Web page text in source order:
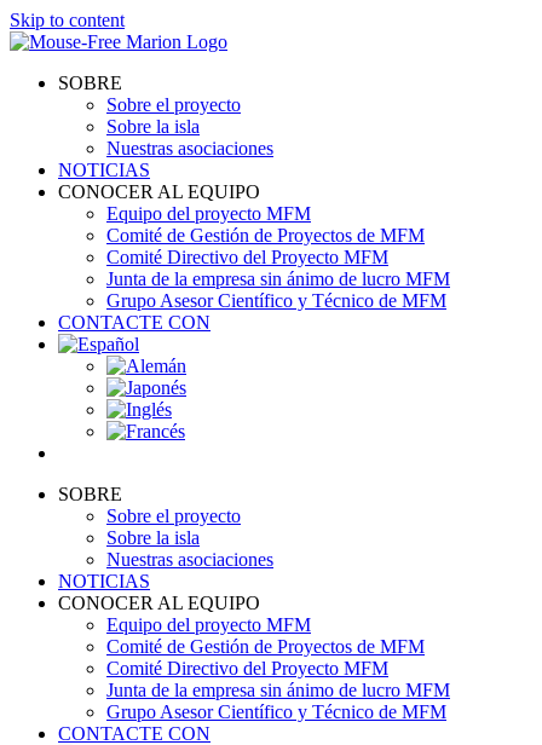
Skip to content
SOBRE
Sobre el proyecto
Sobre la isla
Nuestras asociaciones
NOTICIAS
CONOCER AL EQUIPO
Equipo del proyecto MFM
Comité de Gestión de Proyectos de MFM
Comité Directivo del Proyecto MFM
Junta de la empresa sin ánimo de lucro MFM
Grupo Asesor Científico y Técnico de MFM
CONTACTE CON
SOBRE
Sobre el proyecto
Sobre la isla
Nuestras asociaciones
NOTICIAS
CONOCER AL EQUIPO
Equipo del proyecto MFM
Comité de Gestión de Proyectos de MFM
Comité Directivo del Proyecto MFM
Junta de la empresa sin ánimo de lucro MFM
Grupo Asesor Científico y Técnico de MFM
CONTACTE CON